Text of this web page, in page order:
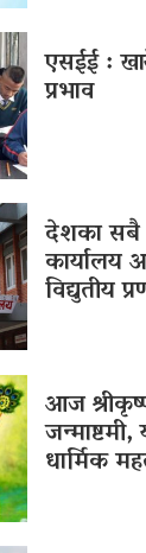
एसईई :
प्रभाव
देशका सबै
कार्यालय
विद्युतीय
आज
धार्मिक